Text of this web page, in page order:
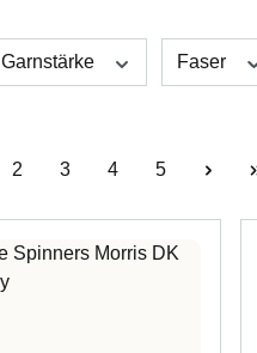
Garnstärke Faser
Seite
2 Seite
3 Seite
4 Seite
5